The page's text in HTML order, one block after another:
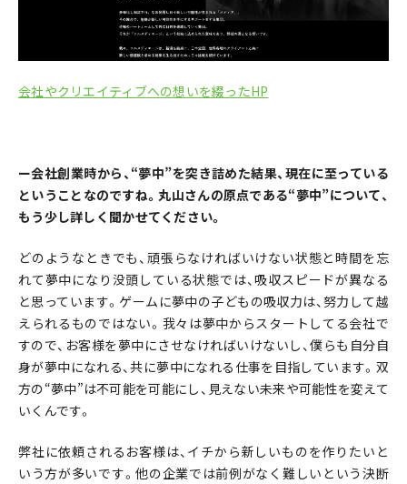
会社やクリエイティブへの想いを綴ったHP
ー会社創業時から、“夢中”を突き詰めた結果、現在に至っている
ということなのですね。丸山さんの原点である“夢中”について、
もう少し詳しく聞かせてください。
どのようなときでも、頑張らなければいけない状態と時間を忘
れて夢中になり没頭している状態では、吸収スピードが異なる
と思っています。ゲームに夢中の子どもの吸収力は、努力して越
えられるものではない。我々は夢中からスタートしてる会社で
すので、お客様を夢中にさせなければいけないし、僕らも自分自
身が夢中になれる、共に夢中になれる仕事を目指しています。双
方の“夢中”は不可能を可能にし、見えない未来や可能性を変えて
いくんです。
弊社に依頼されるお客様は、イチから新しいものを作りたいと
いう方が多いです。他の企業では前例がなく難しいという決断